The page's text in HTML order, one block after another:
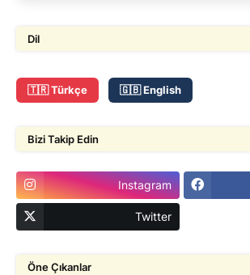
Dil
🇹🇷 Türkçe 🇬🇧 English
Bizi Takip Edin
Instagram
Twitter
Öne Çıkanlar